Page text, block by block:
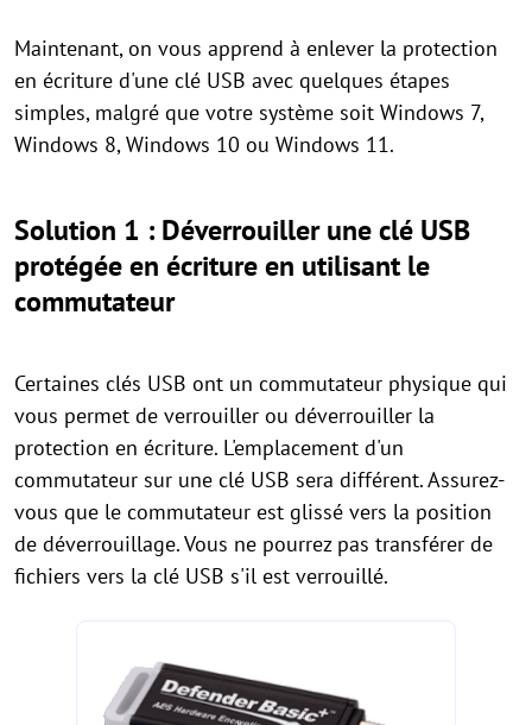
Maintenant, on vous apprend à enlever la protection
en écriture d'une clé USB avec quelques étapes
simples, malgré que votre système soit Windows 7,
Windows 8, Windows 10 ou Windows 11.
Solution 1 : Déverrouiller une clé USB
protégée en écriture en utilisant le
commutateur
Certaines clés USB ont un commutateur physique qui
vous permet de verrouiller ou déverrouiller la
protection en écriture. L'emplacement d'un
commutateur sur une clé USB sera différent. Assurez-
vous que le commutateur est glissé vers la position
de déverrouillage. Vous ne pourrez pas transférer de
fichiers vers la clé USB s'il est verrouillé.